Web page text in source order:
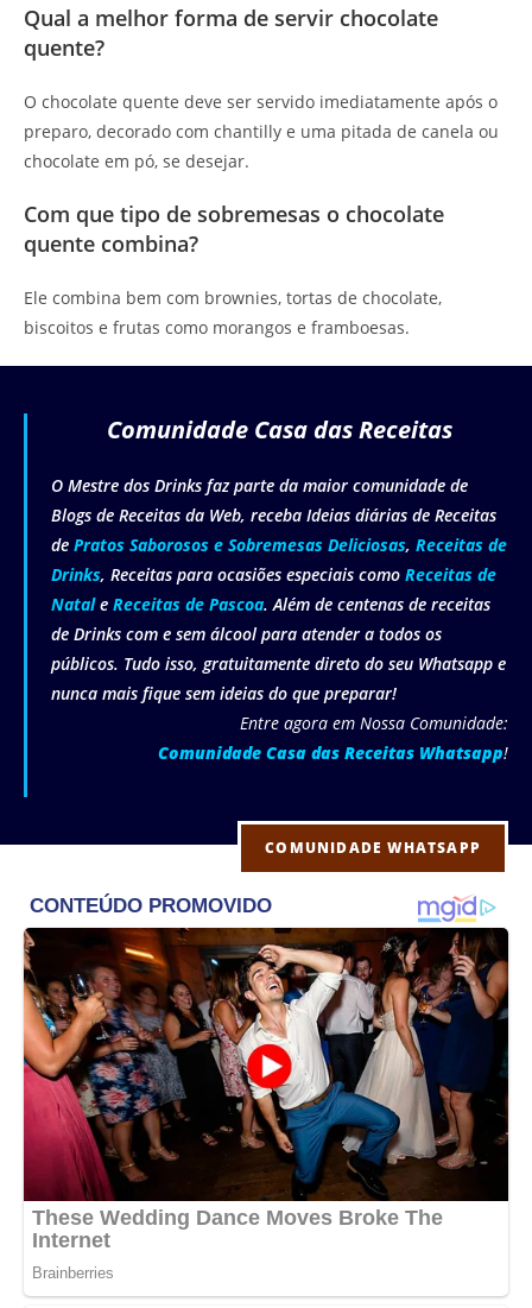
Qual a melhor forma de servir chocolate
quente?
O chocolate quente deve ser servido imediatamente após o
preparo, decorado com chantilly e uma pitada de canela ou
chocolate em pó, se desejar.
Com que tipo de sobremesas o chocolate
quente combina?
Ele combina bem com brownies, tortas de chocolate,
biscoitos e frutas como morangos e framboesas.
Comunidade Casa das Receitas
O Mestre dos Drinks faz parte da maior comunidade de
Blogs de Receitas da Web, receba Ideias diárias de Receitas
de Pratos Saborosos e Sobremesas Deliciosas, Receitas de
Drinks, Receitas para ocasiões especiais como Receitas de
Natale Receitas de Pascoa. Além de centenas de receitas
de Drinks com e sem álcool para atender a todos os
públicos. Tudo isso, gratuitamente direto do seu Whatsapp e
nunca mais fique sem ideias do que preparar!
Entre agora em Nossa Comunidade:
Comunidade Casa das Receitas Whatsapp!
COMUNIDADE WHATSAPP